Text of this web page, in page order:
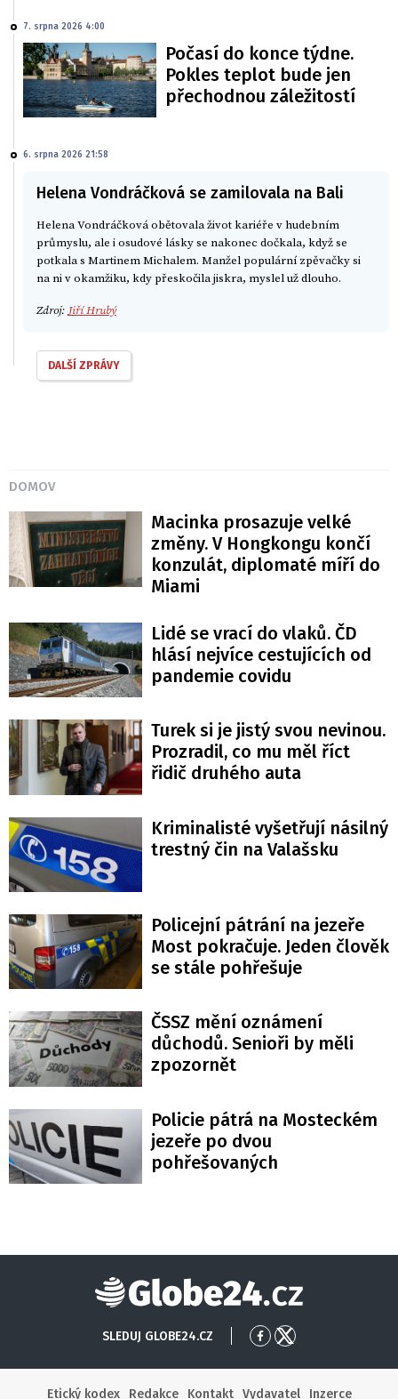
7. srpna 2026 4:00
Počasí do konce týdne.
Pokles teplot bude jen
přechodnou záležitostí
6. srpna 2026 21:58
Helena Vondráčková se zamilovala na Bali
Helena Vondráčková obětovala život kariéře v hudebním
průmyslu, ale i osudové lásky se nakonec dočkala, když se
potkala s Martinem Michalem. Manžel populární zpěvačky si
na ni v okamžiku, kdy přeskočila jiskra, myslel už dlouho.
Zdroj:Jiří Hrubý
DALŠÍ ZPRÁVY
DOMOV
Macinka prosazuje velké
změny. V Hongkongu končí
konzulát, diplomaté míří do
Miami
Lidé se vrací do vlaků. ČD
hlásí nejvíce cestujících od
pandemie covidu
Turek si je jistý svou nevinou.
Prozradil, co mu měl říct
řidič druhého auta
Kriminalisté vyšetřují násilný
trestný čin na Valašsku
Policejní pátrání na jezeře
Most pokračuje. Jeden člověk
se stále pohřešuje
ČSSZ mění oznámení
důchodů. Senioři by měli
zpozornět
Policie pátrá na Mosteckém
jezeře po dvou
pohřešovaných
Globe24
SLEDUJ GLOBE24.CZ
PřejítPřejít
Etický kodex
Redakce Kontakt Vydavatel Inzerce